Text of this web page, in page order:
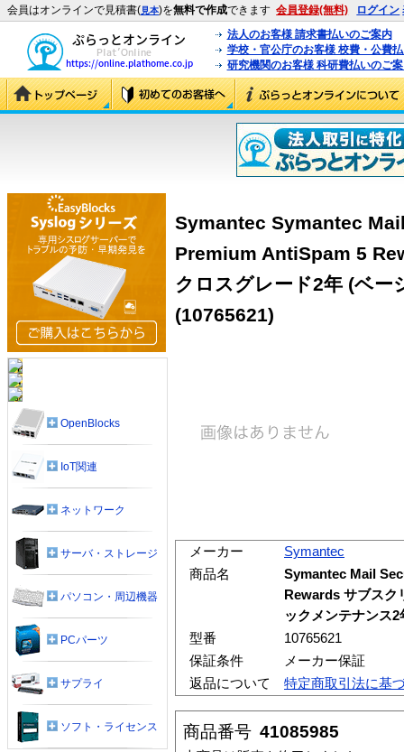
会員はオンラインで見積書(見本)を無料で作成できます 会員登録(無料) ログイン
法人のお客様 請求書払いのご案内
学校・官公庁のお客様 校費・公費
研究機関のお客様 科研費払いのご
Symantec Symantec
Premium AntiSpam 5
クロスグレード2年 (ベー
(10765621)
メーカー
Symantec
商品名
Symantec Mail
Rewards サブスク
ックメンテナンス
型番
10765621
保証条件
メーカー保証
返品について
特定商取引法に基
商品番号 41085985
OpenBlocks
IoT関連
ネットワーク
サーバ・ストレージ
パソコン・周辺機器
PCパーツ
サプライ
ソフト・ライセンス